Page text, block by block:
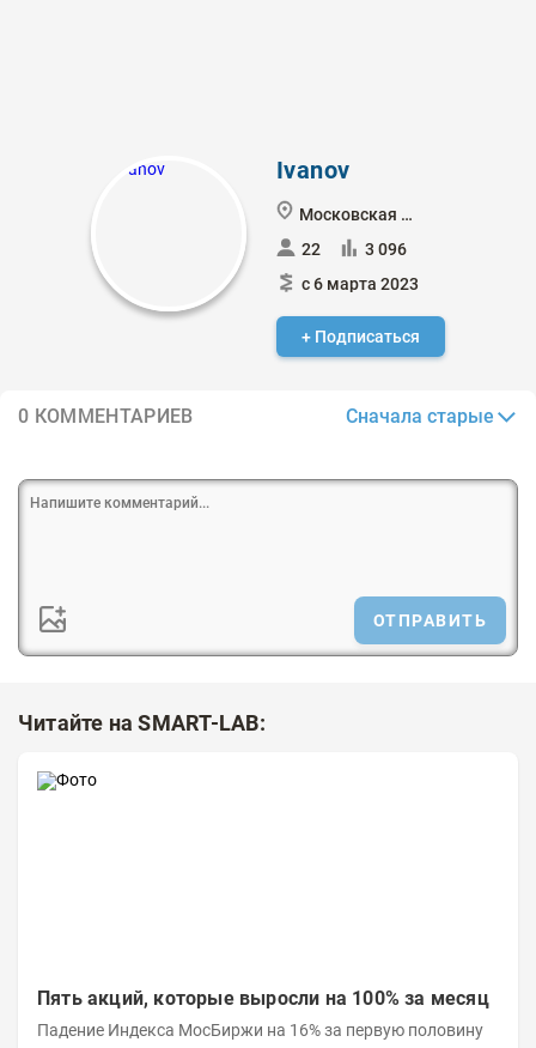
Ivanov
Московская обл
22
3 096
с 6 марта 2023
+ Подписаться
0 КОММЕНТАРИЕВ Сначала старые
ОТПРАВИТЬ
Читайте на SMART-LAB:
Пять акций, которые выросли на 100% за месяц
Падение Индекса МосБиржи на 16% за первую половину